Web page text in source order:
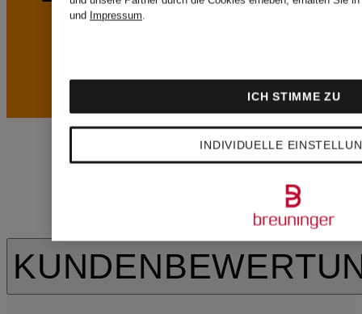
und Impressum.
INDIVIDUELLE
ICH STIMME ZU